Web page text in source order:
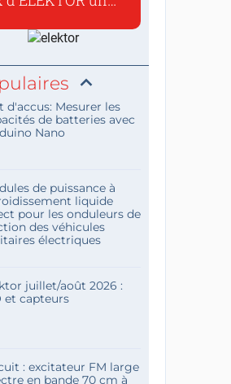
d'accus: Mesurer les
de batteries avec
Nano
de puissance à
liquide
pour les onduleurs de
des véhicules
électriques
juillet/août 2026 :
et capteurs
: excitateur FM large
en bande 70 cm à